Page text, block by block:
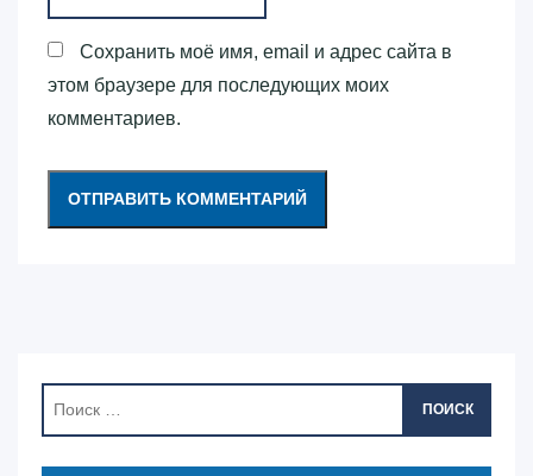
Сохранить моё имя, email и адрес сайта в
этом браузере для последующих моих
комментариев.
ПОИСК